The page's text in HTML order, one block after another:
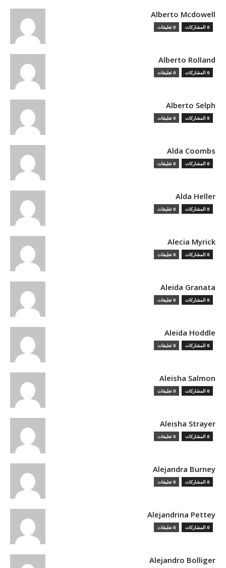
Alberto Mcdowell
0 المشاركات 0 تعليقات
Alberto Rolland
0 المشاركات 0 تعليقات
Alberto Selph
0 المشاركات 0 تعليقات
Alda Coombs
0 المشاركات 0 تعليقات
Alda Heller
0 المشاركات 0 تعليقات
Alecia Myrick
0 المشاركات 0 تعليقات
Aleida Granata
0 المشاركات 0 تعليقات
Aleida Hoddle
0 المشاركات 0 تعليقات
Aleisha Salmon
0 المشاركات 0 تعليقات
Aleisha Strayer
0 المشاركات 0 تعليقات
Alejandra Burney
0 المشاركات 0 تعليقات
Alejandrina Pettey
0 المشاركات 0 تعليقات
Alejandro Bolliger